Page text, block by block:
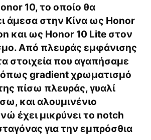
10, το οποίο θα
άμεσα στην Κίνα ως Honor
και ως Honor 10 Lite στον
Από πλευράς εμφάνισης
στοιχεία που αγαπήσαμε
όπως gradient χρωματισμό
πίσω πλευράς, γυαλί
και αλουμινένιο
έχει μικρύνει το notch
για την εμπρόσθια